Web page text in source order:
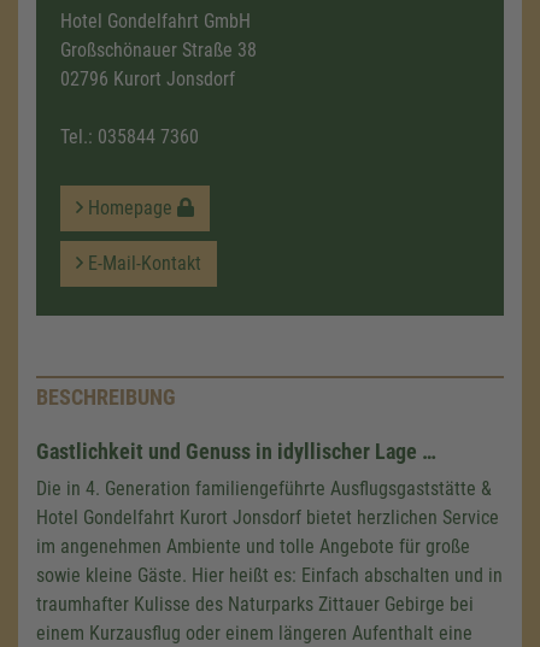
Hotel Gondelfahrt GmbH
Großschönauer Straße 38
02796 Kurort Jonsdorf
Tel.: 035844 7360
Homepage
E-Mail-Kontakt
BESCHREIBUNG
Gastlichkeit und Genuss in idyllischer Lage …
Die in 4. Generation familiengeführte Ausflugsgaststätte &
Hotel Gondelfahrt Kurort Jonsdorf bietet herzlichen Service
im angenehmen Ambiente und tolle Angebote für große
sowie kleine Gäste. Hier heißt es: Einfach abschalten und in
traumhafter Kulisse des Naturparks Zittauer Gebirge bei
einem Kurzausflug oder einem längeren Aufenthalt eine